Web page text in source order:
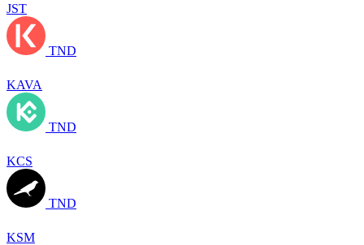
JST
TND
KAVA
TND
KCS
TND
KSM